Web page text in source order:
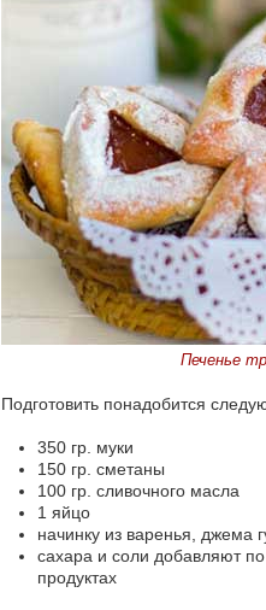
Печенье
Подготовить понадобится
350 гр. муки
150 гр. сметаны
100 гр. сливочного масла
1 яйцо
начинку из варенья, джема
сахара и соли добавляют
продуктах